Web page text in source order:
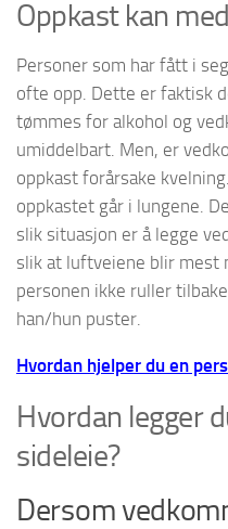
Oppkast kan
Personer som har fått i
ofte opp. Dette er faktisk
tømmes for alkohol og
umiddelbart. Men, er
oppkast forårsake
oppkastet går i lungene.
slik situasjon er å legge
slik at luftveiene blir mest
personen ikke ruller
han/hun puster.
Hvordan hjelper du en
Hvordan legger
sideleie?
Dersom